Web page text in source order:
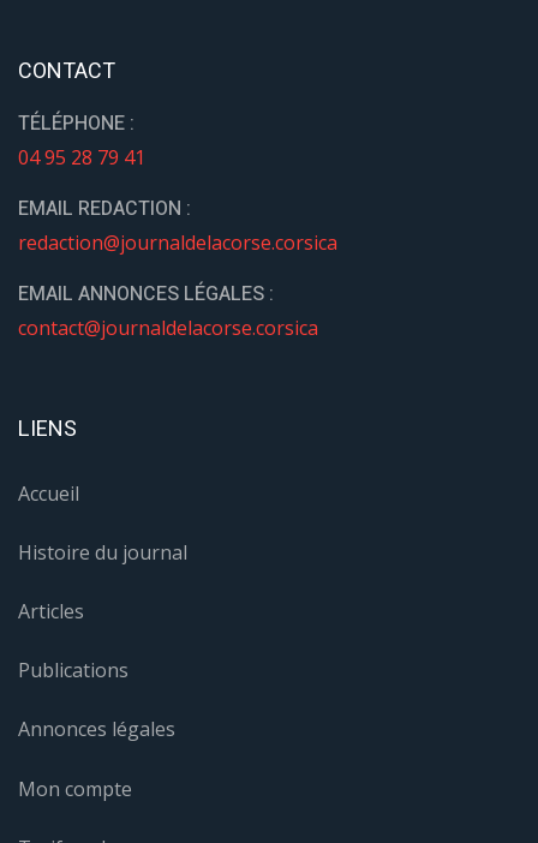
CONTACT
TÉLÉPHONE :
04 95 28 79 41
EMAIL REDACTION :
redaction@journaldelacorse.corsica
EMAIL ANNONCES LÉGALES :
contact@journaldelacorse.corsica
LIENS
Accueil
Histoire du journal
Articles
Publications
Annonces légales
Mon compte